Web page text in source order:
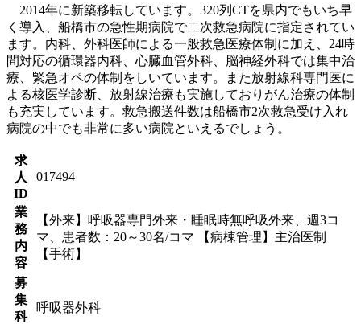
2014年に新築移転しています。320列CTを県内でもいち早
く導入、船橋市の急性期病院で二次救急病院に指定されてい
ます。内科、外科医師による一般救急医療体制に加え、24時
間対応の循環器内科、心臓血管外科、脳神経外科では集中治
療、緊急オペの体制をしいています。また放射線科専門医に
よる核医学診断、放射線治療も実施しておりがん治療の体制
も充実しています。救急搬送件数は船橋市2次救急受け入れ
病院の中でも非常に多い病院といえるでしょう。
求
人
ID
017494
業
務
内
容
【外来】呼吸器専門外来・睡眠時無呼吸外来、週3コ
マ、患者数：20～30名/コマ 【病棟管理】主治医制
【手術】
募
集
科
呼吸器外科